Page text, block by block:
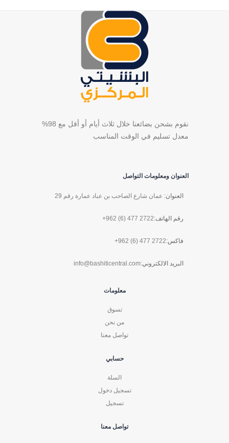
نقوم بشحن بضائعنا خلال ثلاث أيام أو أقل مع 98%
معدل تسليم في الوقت المناسب
العنوان ومعلومات التواصل
العنوان: عمان شارع الصاحب بن عباد عمارة رقم 29
رقم الهاتف:+962 (6) 477 2722
فاكس:+962 (6) 477 2722
البريد الالكتروني:info@bashiticentral.com
معلومات
تسوق
من نحن
تواصل معنا
حسابي
السلة
تسجيل دخول
تسجيل
تواصل معنا